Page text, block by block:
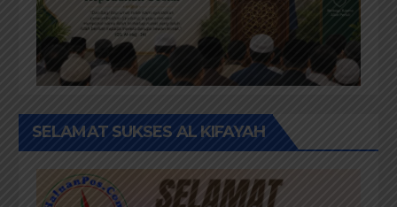
SELAMAT SUKSES AL KIFAYAH